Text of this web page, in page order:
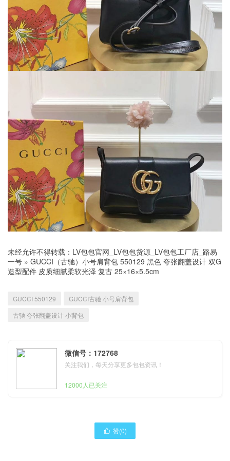
未经允许不得转载： LV包包官网_LV包包货源_LV包包工厂店_路易
一号 » GUCCI（古驰）小号肩背包 550129 黑色 夸张翻盖设计 双G
造型配件 皮质细腻柔软光泽 复古 25×16×5.5cm
GUCCI 550129
GUCCI古驰 小号肩背包
古驰 夸张翻盖设计 小背包
微信号：172768
关注我们，每天分享更多包包资讯！
12000人已关注
 赞(0)